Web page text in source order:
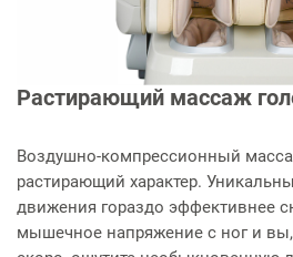
Растирающий массаж
Воздушно-компрессионный
растирающий характер.
движения гораздо эффективнее
мышечное напряжение с ног и